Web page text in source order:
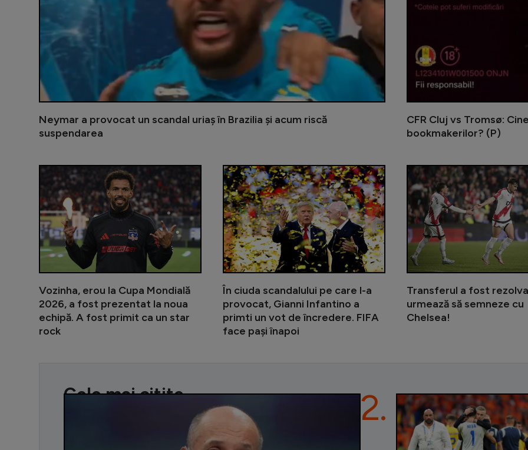
Neymar a provocat un scandal uriaș în Brazilia și acum riscă
suspendarea
CFR Cluj vs Tromsø:
bookmakerilor? (P)
Vozinha, erou la Cupa Mondială
2026, a fost prezentat la noua
echipă. A fost primit ca un star
rock
Vozinha, erou la Cupa Mondială
În ciuda scandalului pe care l-a
provocat, Gianni Infantino a
primti un vot de încredere. FIFA
face pași înapoi
Transferul a fost
urmează să semneze cu
Chelsea!
Cele mai citite 2.